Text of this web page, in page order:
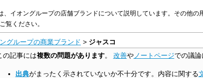
、イオングループの店舗ブランドについて説明しています。その他の
覧ください。
グループの商業ブランド > ジャスコ
の記事には複数の問題があります。 改善やノートページでの議論
出典がまったく示されていないか不十分です。内容に関する